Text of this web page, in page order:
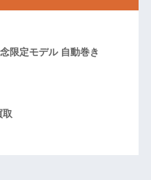
限定モデル 自動巻き
取